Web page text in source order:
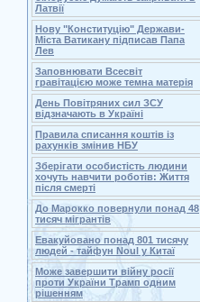
Латвії
Нову "Конституцію" Держави-
Міста Ватикану підписав Папа
Лев
Заповнювати Всесвіт
гравітацією може темна матерія
День Повітряних сил ЗСУ
відзначають в Україні
Правила списання коштів із
рахунків змінив НБУ
Зберігати особистість людини
хочуть навчити роботів: Життя
після смерті
До Марокко повернули понад 48
тисяч мігрантів
Евакуйовано понад 801 тисячу
людей - тайфун Noul у Китаї
Може завершити війну росії
проти України Трамп одним
рішенням